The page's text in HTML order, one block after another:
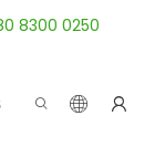
8300 0250